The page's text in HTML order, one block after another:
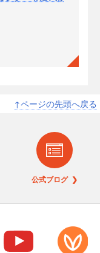
↑ページの先頭へ戻る
公式ブログ ❯